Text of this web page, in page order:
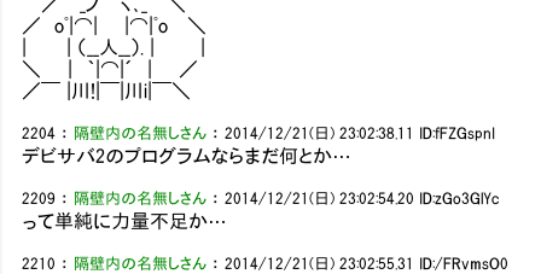
／ oﾟ|⌒| |⌒|ﾟo ＼
| | （__人__）. | |
＼ | ｀|⌒|´ | ／
／￣ |川!|￣|川i|￣＼
2204 ： 隔壁内の名無しさん ：2014/12/21(日) 23:02:38.11 ID:fFZGspnI
デビサバ2のプログラムならまだ何とか…
2209 ： 隔壁内の名無しさん ：2014/12/21(日) 23:02:54.20 ID:zGo3GlYc
って単純に力量不足か…
2210 ： 隔壁内の名無しさん ：2014/12/21(日) 23:02:55.31 ID:/FRvmsO0